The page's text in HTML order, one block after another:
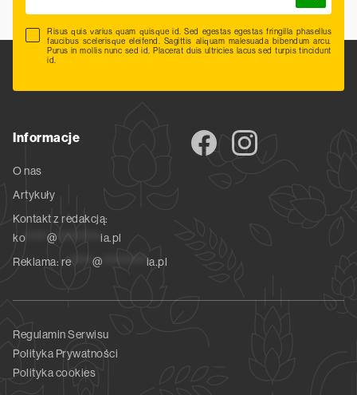
Risus quis varius quam quisque id. Sed egestas egestas fringilla phasellus
faucibus scelerisque eleifend. Sagittis aliquam malesuada bibendum arcu.
Purus in mollis nunc sed id. Placerat duis ultricies lacus sed turpis tincidunt
id.
Informacje
O nas
Artykuły
Kontakt z redakcją:
ko***** @ ********** ia.pl
Reklama: re***** @ ********** ia.pl
Regulamin Serwisu
Polityka Prywatności
Polityka cookies